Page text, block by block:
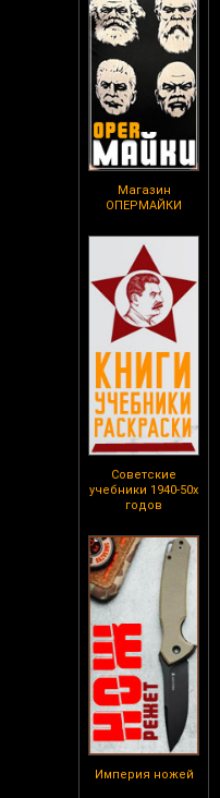
Магазин
ОПЕРМАЙКИ
Советские
учебники 1940-50х
годов
Империя ножей